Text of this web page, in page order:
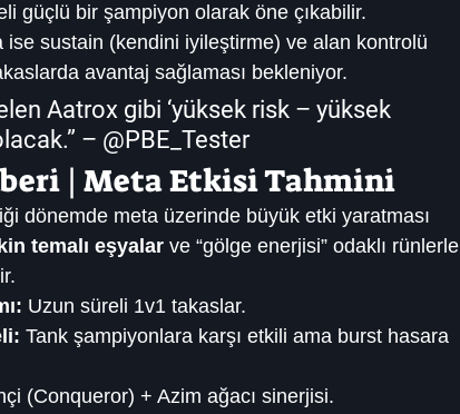
güçlü bir şampiyon olarak öne çıkabilir.
ise sustain (kendini iyileştirme) ve alan kontrolü
avantaj sağlaması bekleniyor.
Aatrox gibi ‘yüksek risk – yüksek
– @PBE_Tester
| Meta Etkisi Tahmini
dönemde meta üzerinde büyük etki yaratması
temalı eşyalar ve “gölge enerjisi” odaklı rünlerle
Uzun süreli 1v1 takaslar.
Tank şampiyonlara karşı etkili ama burst hasara
(Conqueror) + Azim ağacı sinerjisi.